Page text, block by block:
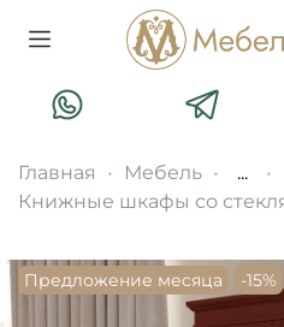
Главная Мебель
...
Книжные шкафы со
Предложение месяца -15%